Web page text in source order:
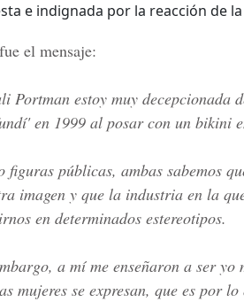
e indignada por la reacción de
el mensaje:
Portman estoy muy decepcionada
en 1999 al posar con un bikini
figuras públicas, ambas sabemos
imagen y que la industria en la
en determinados estereotipos.
a mí me enseñaron a ser
mujeres se expresan, que es por